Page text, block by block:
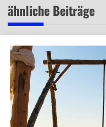
ähnliche Beiträge